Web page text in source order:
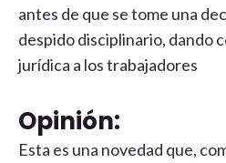
antes de que se tome una
despido disciplinario, dando
jurídica a los trabajadores
Opinión:
Esta es una novedad que,